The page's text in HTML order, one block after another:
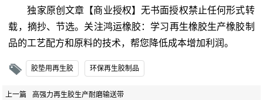
独家原创文章【商业授权】无书面授权禁止任何形式转
载，摘抄、节选。关注鸿运橡胶：学习再生橡胶生产橡胶制
品的工艺配方和原料的技术，帮您降低成本增加利润。
胶垫用再生胶 环保再生胶制品
上一篇
高强力再生胶生产耐磨输送带